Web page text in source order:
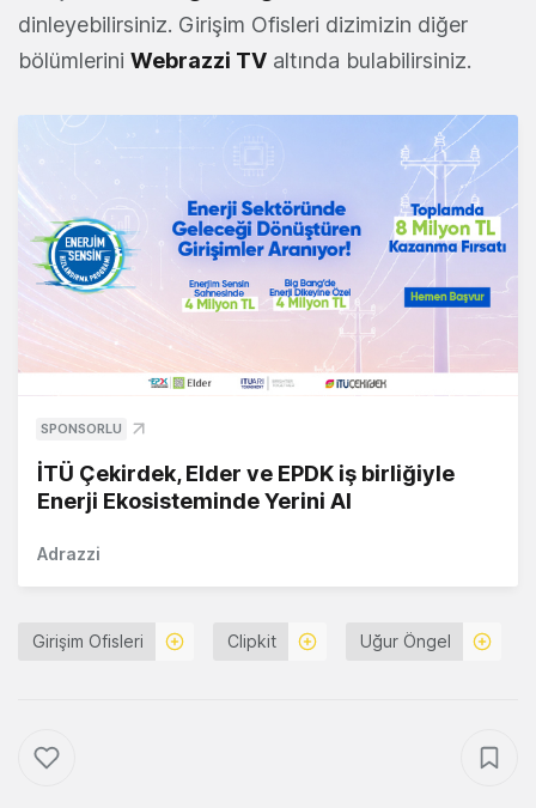
dinleyebilirsiniz. Girişim Ofisleri dizimizin diğer
bölümlerini Webrazzi TV altında bulabilirsiniz.
SPONSORLU
İTÜ Çekirdek, Elder ve EPDK iş birliğiyle
Enerji Ekosisteminde Yerini Al
Adrazzi
Girişim Ofisleri Clipkit Uğur Öngel